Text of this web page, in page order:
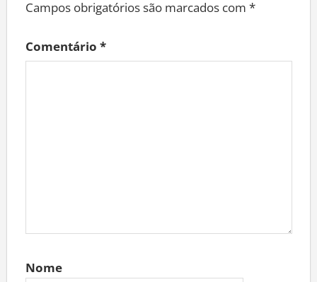
Campos obrigatórios são marcados com *
Comentário *
Nome